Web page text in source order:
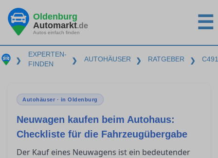
Oldenburg
Automarkt.de
Autos einfach finden ☰
❯
EXPERTEN-
FINDEN
❯ AUTOHÄUSER ❯ RATGEBER ❯
Autohäuser · in Oldenburg
Neuwagen kaufen beim Autohaus:
Checkliste für die Fahrzeugübergabe
Der Kauf eines Neuwagens ist ein bedeutender